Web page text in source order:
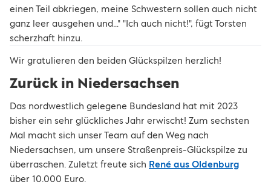
einen Teil abkriegen, meine Schwestern sollen auch nicht
ganz leer ausgehen und…" "Ich auch nicht!", fügt Torsten
scherzhaft hinzu.
Wir gratulieren den beiden Glückspilzen herzlich!
Zurück in Niedersachsen
Das nordwestlich gelegene Bundesland hat mit 2023
bisher ein sehr glückliches Jahr erwischt! Zum sechsten
Mal macht sich unser Team auf den Weg nach
Niedersachsen, um unsere Straßenpreis-Glückspilze zu
überraschen. Zuletzt freute sich René aus Oldenburg
über 10.000 Euro.